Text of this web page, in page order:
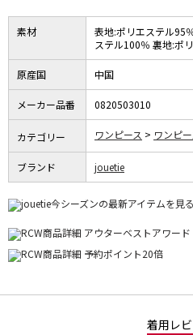
素材
表地:ポリエステル95
ステル100％ 裏地:ポ
原産国 中国
メーカー品番 0820503010
カテゴリー ワンピース ワンピー
ブランド jouetie
着用レ